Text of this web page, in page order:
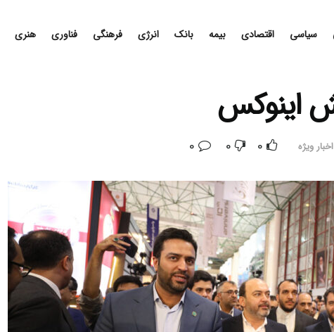
سیاسی اقتصادی بیمه بانک انرژی فرهنگی فناوری هنری
اینوکس
ویژه 0
0